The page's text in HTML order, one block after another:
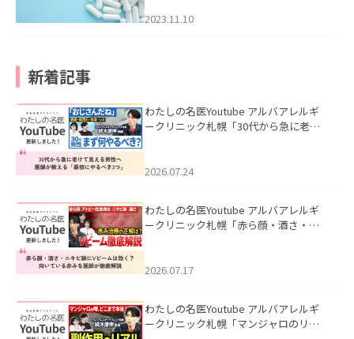
2023.11.10
新着記事
わたしの名医Youtube アルバアレルギ
ークリニック札幌「30代から急に老け
た。
2026.07.24
わたしの名医Youtube アルバアレルギ
ークリニック札幌「赤ら顔・酒さ・ニ
した。
2026.07.17
わたしの名医Youtube アルバアレルギ
ークリニック札幌「マンジャロのリア